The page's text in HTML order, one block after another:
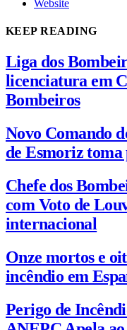
Website
KEEP READING
Liga dos
licenciatura em
Bombeiros
Novo Comando
de Esmoriz toma
Chefe dos
com Voto de
internacional
Onze mortos e
incêndio em
Perigo de